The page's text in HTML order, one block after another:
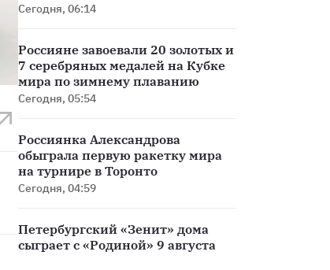
Сегодня, 06:14
Россияне завоевали 20 золотых и
7 серебряных медалей на Кубке
мира по зимнему плаванию
Сегодня, 05:54
Россиянка Александрова
обыграла первую ракетку мира
на турнире в Торонто
Сегодня, 04:59
Петербургский «Зенит» дома
сыграет с «Родиной» 9 августа